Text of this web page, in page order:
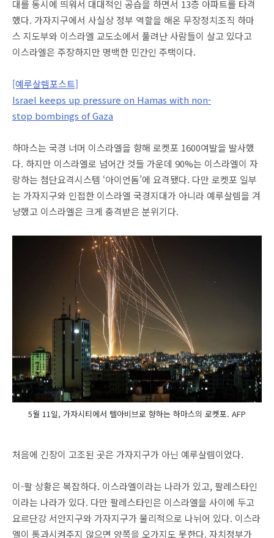
대를 동시에 띄워서 대대적인 공습을 하면서 13층 아파트를 타격
했다. 가자지구에서 사실상 정부 역할을 해온 무장정치조직 하마
스 지도부와 이스라엘 교도소에서 풀려난 사람들이 살고 있다고
이스라엘은 주장하지만 명백한 민간인 주택이다.
[예루살렘포스트]
Israel keeps up pressure on Hamas with non-
stop bombings of Gaza
하마스는 국경 너머 이스라엘을 향해 로켓포 1600여발을 발사했
다. 하지만 이스라엘로 넘어간 것들 가운데 90%는 이스라엘이 자
랑하는 첨단요격시스템 ‘아이언돔’에 요격됐다. 다만 로켓포 일부
는 가자지구와 인접한 이스라엘 국경지대가 아니라 예루살렘을 겨
냥했고 이스라엘은 크게 충격받은 분위기다.
5월 11일, 가자시티에서 텔아비브로 향하는 하마스의 로켓포. AFP
처음에 긴장이 고조된 곳은 가자지구가 아닌 예루살렘이었다.
이-팔 상황은 복잡하다. 이스라엘이라는 나라가 있고, 팔레스타인
이라는 나라가 있다. 다만 팔레스타인은 이스라엘을 사이에 두고
요르단강 서안지구와 가자지구가 물리적으로 나뉘어 있다. 이스라
엘이 통과시켜주지 않으면 양쪽을 오가지도 못한다. 자치정부가